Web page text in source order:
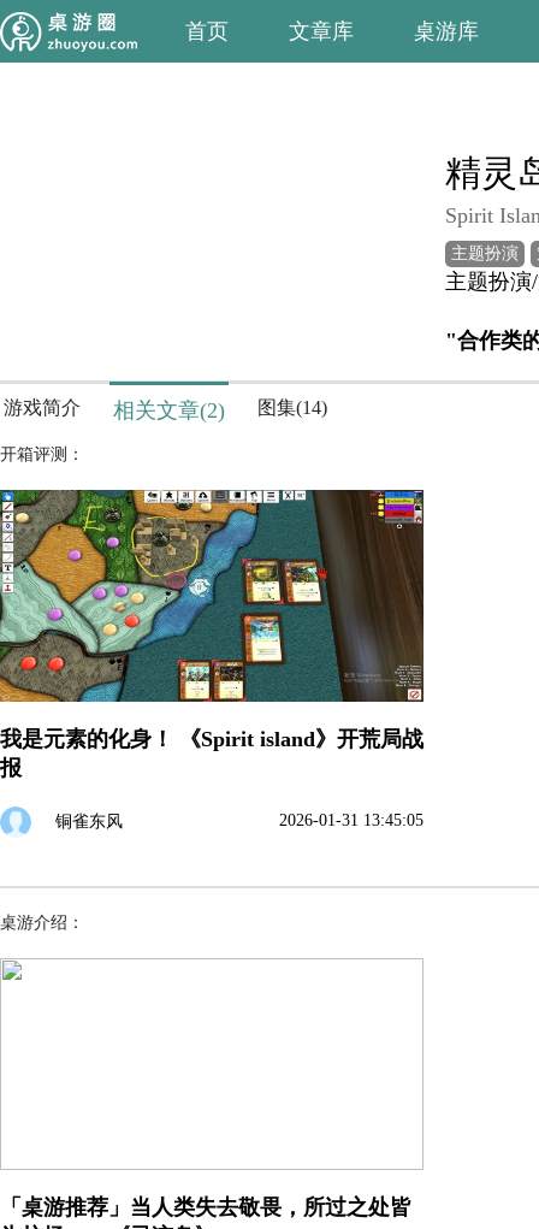
首页 文章库 桌游库
精灵
Spirit
主题扮演
主题扮演
"合作类
游戏简介 相关文章(2) 图集(14)
开箱评测：
我是元素的化身！ 《Spirit island》开荒局战
报
铜雀东风 2026-01-31 13:45:05
桌游介绍：
「桌游推荐」当人类失去敬畏，所过之处皆